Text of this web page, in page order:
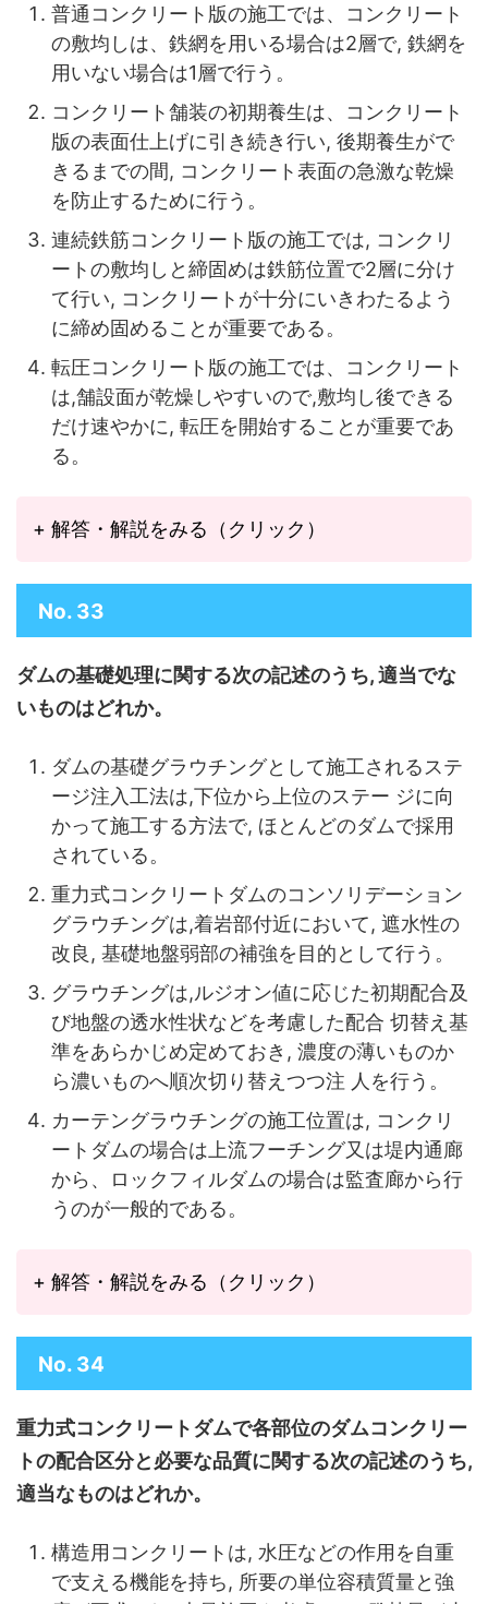
普通コンクリート版の施工では、コンクリート
の敷均しは、鉄網を用いる場合は2層で, 鉄網を
用いない場合は1層で行う。
コンクリート舗装の初期養生は、コンクリート
版の表面仕上げに引き続き行い, 後期養生がで
きるまでの間, コンクリート表面の急激な乾燥
を防止するために行う。
連続鉄筋コンクリート版の施工では, コンクリ
ートの敷均しと締固めは鉄筋位置で2層に分け
て行い, コンクリートが十分にいきわたるよう
に締め固めることが重要である。
転圧コンクリート版の施工では、コンクリート
は,舗設面が乾燥しやすいので,敷均し後できる
だけ速やかに, 転圧を開始することが重要であ
る。
+ 解答・解説をみる（クリック）
No. 33
ダムの基礎処理に関する次の記述のうち, 適当でな
いものはどれか。
ダムの基礎グラウチングとして施工されるステ
ージ注入工法は,下位から上位のステー ジに向
かって施工する方法で, ほとんどのダムで採用
されている。
重力式コンクリートダムのコンソリデーション
グラウチングは,着岩部付近において, 遮水性の
改良, 基礎地盤弱部の補強を目的として行う。
グラウチングは,ルジオン値に応じた初期配合及
び地盤の透水性状などを考慮した配合 切替え基
準をあらかじめ定めておき, 濃度の薄いものか
ら濃いものへ順次切り替えつつ注 人を行う。
カーテングラウチングの施工位置は, コンクリ
ートダムの場合は上流フーチング又は堤内通廊
から、ロックフィルダムの場合は監査廊から行
うのが一般的である。
+ 解答・解説をみる（クリック）
No. 34
重力式コンクリートダムで各部位のダムコンクリー
トの配合区分と必要な品質に関する次の記述のうち,
適当なものはどれか。
構造用コンクリートは, 水圧などの作用を自重
で支える機能を持ち, 所要の単位容積質量と強